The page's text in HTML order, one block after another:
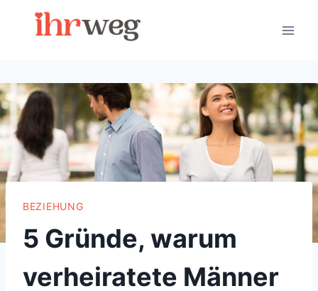
BEZIEHUNG
5 Gründe, warum
verheiratete Männer